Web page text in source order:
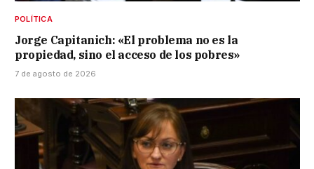
POLÍTICA
Jorge Capitanich: «El problema no es la
propiedad, sino el acceso de los pobres»
7 de agosto de 2026